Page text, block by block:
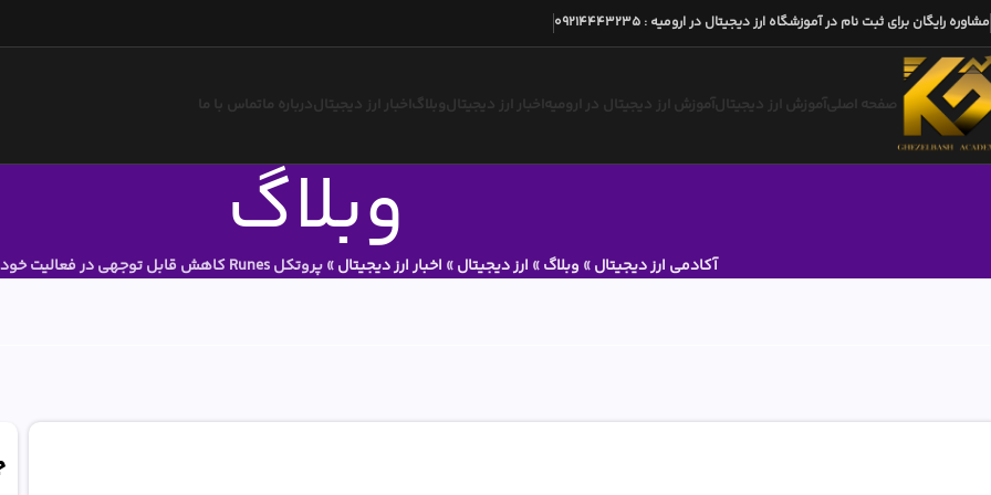
مشاوره رایگان برای ثبت نام در آموزشگاه ارز دیجیتال در ارومیه :
09214443235
صفحه اصلیآموزش ارز دیجیتالآموزش ارز دیجیتال در ارومیه اخبار ارز دیجیتالوبلاگ اخبار ارز دیجیتالدرباره ماتماس با ما
وبلاگ آکادمی ارز دیجیتال» وبلاگ» ارز دیجیتال» اخبار ارز دیجیتال»پروتکل Runes کاهش قابل توجهی در فعالیت خود تجربه میکند.